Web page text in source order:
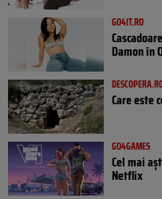
GO4IT.RO
Damon în
Care este
GO4GAMES
Cel mai
Netflix